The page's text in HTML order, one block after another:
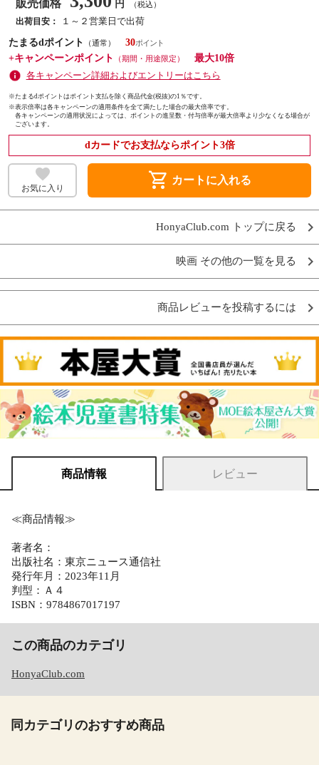
販売価格 円 （税込）
出荷目安：
１～２営業日で出荷
たまるdポイント
（通常）
30
+キャンペーンポイント
（期間・用途限定）
最大10倍
各キャンペーン詳細およびエントリーはこちら
※たまるdポイントはポイント支払を除く商品代金(税抜)の1％です。
※表示倍率は各キャンペーンの適用条件を全て満たした場合の最大倍率です。
各キャンペーンの適用状況によっては、ポイントの進呈数・付与倍率が最大倍率より少なくなる場合が
ございます。
dカードでお支払ならポイント3倍
お気に入り shopping_cart カートに入れる
HonyaClub.com トップに戻る
映画 その他の一覧を見る
商品レビューを投稿するには
商品情報 レビュー
≪商品情報≫
著者名：
出版社名：東京ニュース通信社
発行年月：2023年11月
判型：Ａ４
ISBN：9784867017197
この商品のカテゴリ
HonyaClub.com
同カテゴリのおすすめ商品